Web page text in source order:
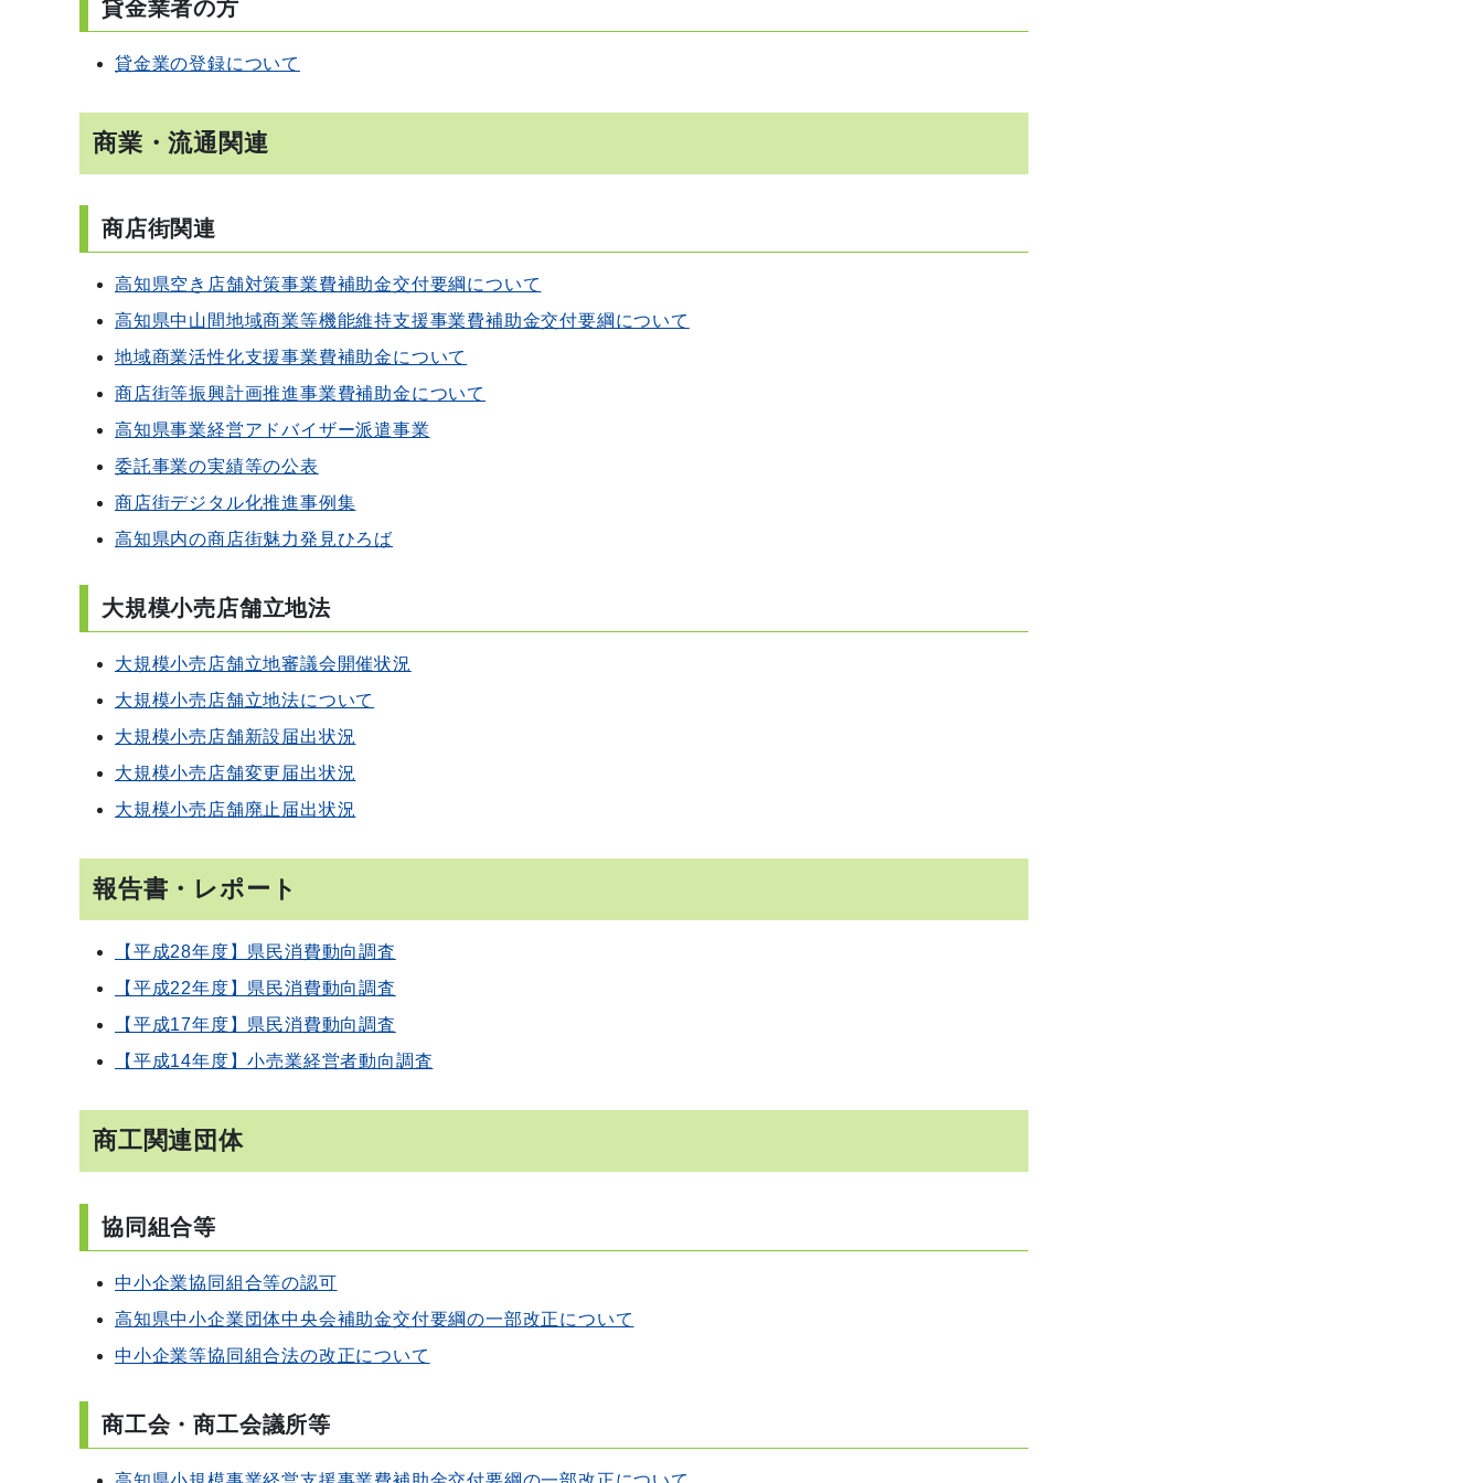
貸金業者の方
貸金業の登録について
商業・流通関連
商店街関連
高知県空き店舗対策事業費補助金交付要綱について
高知県中山間地域商業等機能維持支援事業費補助金交付要綱について
地域商業活性化支援事業費補助金について
商店街等振興計画推進事業費補助金について
高知県事業経営アドバイザー派遣事業
委託事業の実績等の公表
商店街デジタル化推進事例集
高知県内の商店街魅力発見ひろば
大規模小売店舗立地法
大規模小売店舗立地審議会開催状況
大規模小売店舗立地法について
大規模小売店舗新設届出状況
大規模小売店舗変更届出状況
大規模小売店舗廃止届出状況
報告書・レポート
【平成28年度】県民消費動向調査
【平成22年度】県民消費動向調査
【平成17年度】県民消費動向調査
【平成14年度】小売業経営者動向調査
商工関連団体
協同組合等
中小企業協同組合等の認可
高知県中小企業団体中央会補助金交付要綱の一部改正について
中小企業等協同組合法の改正について
商工会・商工会議所等